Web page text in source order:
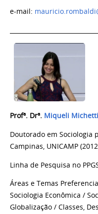
e-mail:
Profª. Drª. Miqueli Michetti
Doutorado em Sociologia
Campinas, UNICAMP
Linha de Pesquisa no
Áreas e Temas
Sociologia Econômica /
Globalização / Classes,